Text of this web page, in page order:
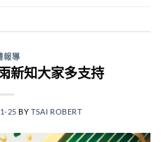
報導
新知大家多支持
25 BYTSAI ROBERT